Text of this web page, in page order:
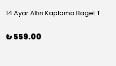
14 Ayar Altın Kaplama Baget Taşlı Vip Bileklik
₺ 559.00